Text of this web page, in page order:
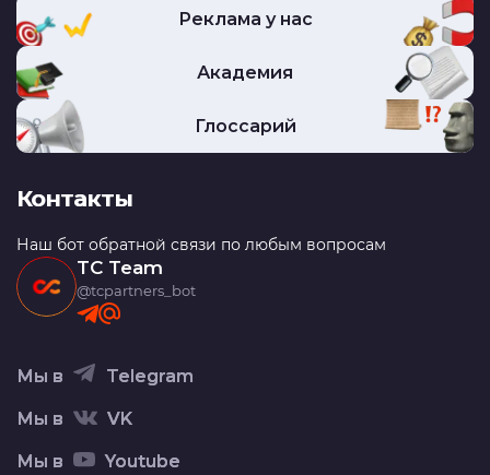
Реклама у нас
Академия
Глоссарий
Контакты
Наш бот обратной связи по любым вопросам
TC Team
@tcpartners_bot
Мы в Telegram
Мы в VK
Мы в Youtube